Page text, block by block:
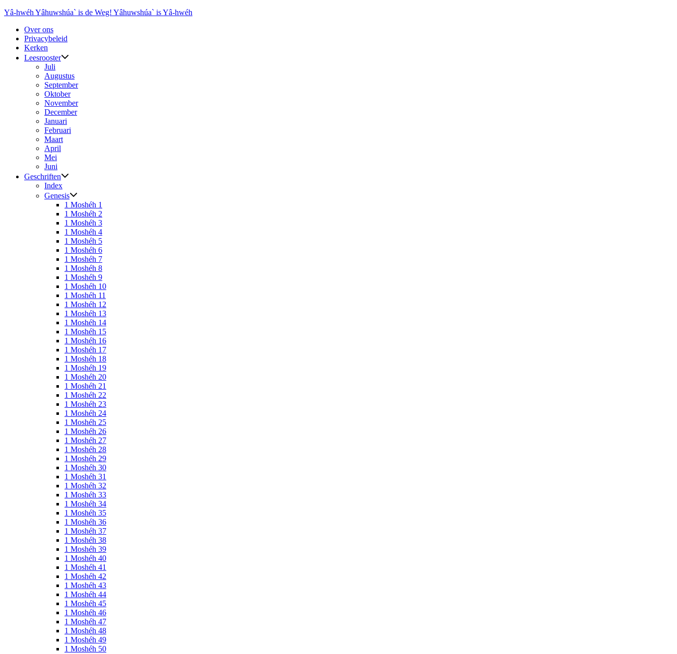
Ga
inhoud
Yâ-hwéh Yâhuwshúa` is de Weg! Yâhuwshúa` is Yâ-hwéh
Over ons
Privacybeleid
Kerken
Leesrooster
Juli
Augustus
September
Oktober
November
December
Januari
Februari
Maart
April
Mei
Juni
Geschriften
Index
Genesis
1 Moshéh 1
1 Moshéh 2
1 Moshéh 3
1 Moshéh 4
1 Moshéh 5
1 Moshéh 6
1 Moshéh 7
1 Moshéh 8
1 Moshéh 9
1 Moshéh 10
1 Moshéh 11
1 Moshéh 12
1 Moshéh 13
1 Moshéh 14
1 Moshéh 15
1 Moshéh 16
1 Moshéh 17
1 Moshéh 18
1 Moshéh 19
1 Moshéh 20
1 Moshéh 21
1 Moshéh 22
1 Moshéh 23
1 Moshéh 24
1 Moshéh 25
1 Moshéh 26
1 Moshéh 27
1 Moshéh 28
1 Moshéh 29
1 Moshéh 30
1 Moshéh 31
1 Moshéh 32
1 Moshéh 33
1 Moshéh 34
1 Moshéh 35
1 Moshéh 36
1 Moshéh 37
1 Moshéh 38
1 Moshéh 39
1 Moshéh 40
1 Moshéh 41
1 Moshéh 42
1 Moshéh 43
1 Moshéh 44
1 Moshéh 45
1 Moshéh 46
1 Moshéh 47
1 Moshéh 48
1 Moshéh 49
1 Moshéh 50